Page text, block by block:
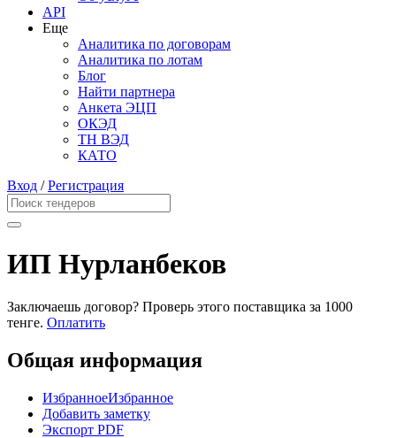
API
Еще
Аналитика по договорам
Аналитика по лотам
Блог
Найти партнера
Анкета ЭЦП
ОКЭД
ТН ВЭД
КАТО
Вход /Регистрация
ИП Нурланбеков
Заключаешь договор? Проверь этого поставщика за 1000
тенге. Оплатить
Общая информация
ИзбранноеИзбранное
Добавить заметку
Экспорт PDF